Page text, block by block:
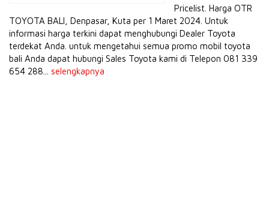
Pricelist. Harga OTR
TOYOTA BALI, Denpasar, Kuta per 1 Maret 2024. Untuk
informasi harga terkini dapat menghubungi Dealer Toyota
terdekat Anda. untuk mengetahui semua promo mobil toyota
bali Anda dapat hubungi Sales Toyota kami di Telepon 081 339
654 288... selengkapnya